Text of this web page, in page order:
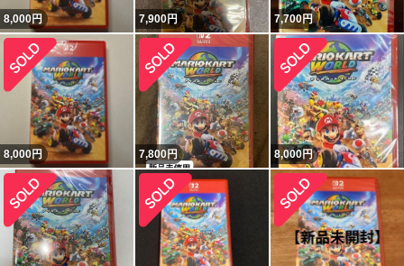
8,000円 7,900円 7,700円
8,000円 7,800円 8,000円